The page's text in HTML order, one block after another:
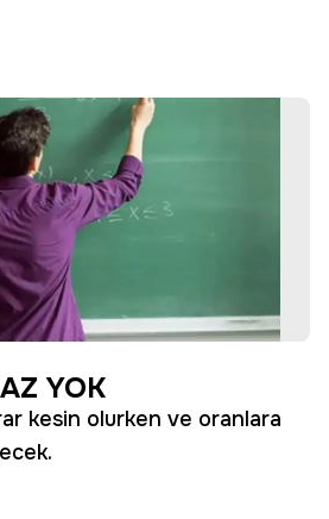
YOK
kesin olurken ve oranlara